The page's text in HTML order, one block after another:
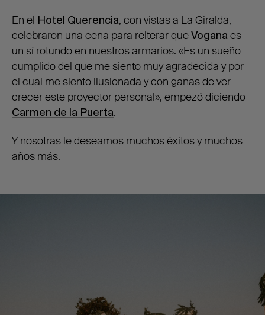
En el Hotel Querencia, con vistas a La Giralda,
celebraron una cena para reiterar queVogana es
un sí rotundo en nuestros armarios. «Es un sueño
cumplido del que me siento muy agradecida y por
el cual me siento ilusionada y con ganas de ver
crecer este proyector personal», empezó diciendo
Carmen de la Puerta.
Y nosotras le deseamos muchos éxitos y muchos
años más.